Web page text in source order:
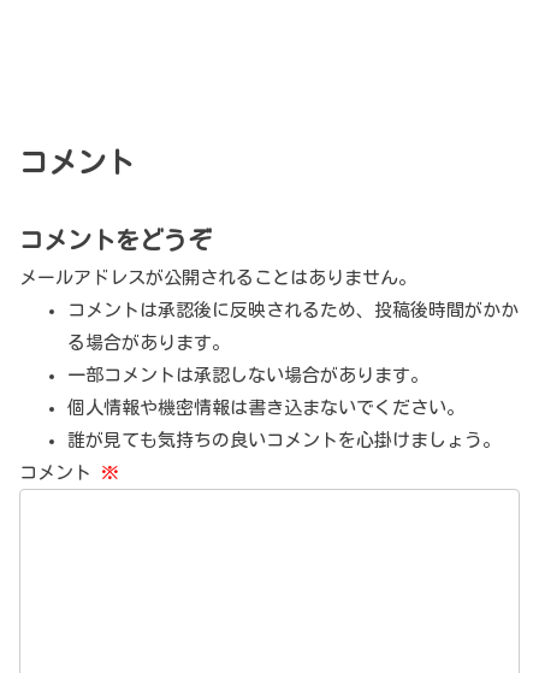
コメント
コメントをどうぞ
メールアドレスが公開されることはありません。
コメントは承認後に反映されるため、投稿後時間がかか
る場合があります。
一部コメントは承認しない場合があります。
個人情報や機密情報は書き込まないでください。
誰が見ても気持ちの良いコメントを心掛けましょう。
コメント ※